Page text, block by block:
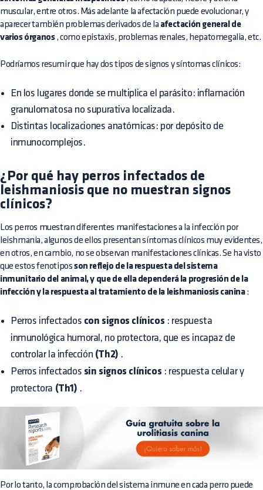
muscular, entre otros. Más adelante la afectación puede evolucionar, y
aparecer también problemas derivados de la afectación general de
varios órganos, como epistaxis, problemas renales, hepatomegalia, etc.
Podríamos resumir que hay dos tipos de signos y síntomas clínicos:
En los lugares donde se multiplica el parásito: inflamación
granulomatosa no supurativa localizada.
Distintas localizaciones anatómicas: por depósito de
inmunocomplejos.
¿Por qué hay perros infectados de
leishmaniosis que no muestran signos
clínicos?
Los perros muestran diferentes manifestaciones a la infección por
leishmania, algunos de ellos presentan síntomas clínicos muy evidentes,
en otros, en cambio, no se observan manifestaciones clínicas. Se ha visto
que estos fenotipos son reflejo de la respuesta del sistema
inmunitario del animal, y que de ella dependerá la progresión de la
infección y la respuesta al tratamiento de la leishmaniosis canina:
Perros infectados con signos clínicos : respuesta
inmunológica humoral, no protectora, que es incapaz de
controlar la infección (Th2) .
Perros infectados sin signos clínicos : respuesta celular y
protectora (Th1) .
Por lo tanto, la comprobación del sistema inmune en cada perro puede